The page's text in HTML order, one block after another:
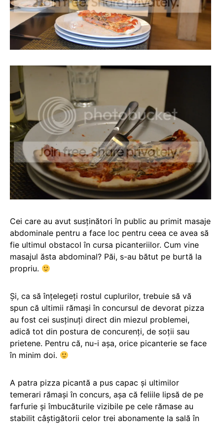
Cei care au avut susținători în public au primit masaje
abdominale pentru a face loc pentru ceea ce avea să
fie ultimul obstacol în cursa picanteriilor. Cum vine
masajul ăsta abdominal? Păi, s-au bătut pe burtă la
propriu.
Și, ca să înțelegeți rostul cuplurilor, trebuie să vă
spun că ultimii rămași în concursul de devorat pizza
au fost cei susținuți direct din miezul problemei,
adică tot din postura de concurenți, de soții sau
prietene. Pentru că, nu-i așa, orice picanterie se face
în minim doi.
A patra pizza picantă a pus capac și ultimilor
temerari rămași în concurs, așa că feliile lipsă de pe
farfurie și îmbucăturile vizibile pe cele rămase au
stabilit câștigătorii celor trei abonamente la sală în